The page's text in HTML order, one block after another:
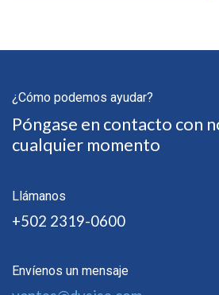
¿Cómo podemos ayudar?
Póngase en contacto con
cualquier momento
Llámanos
+502 2319-0600
Envíenos un mensaje